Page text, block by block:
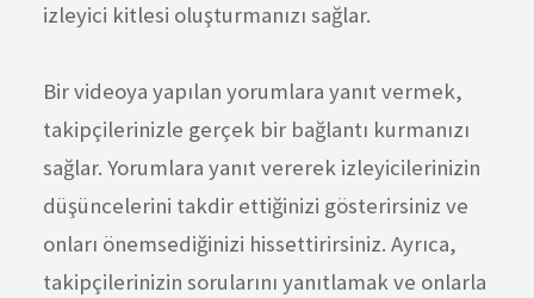
izleyici kitlesi oluşturmanızı sağlar.
Bir videoya yapılan yorumlara yanıt vermek,
takipçilerinizle gerçek bir bağlantı kurmanızı
sağlar. Yorumlara yanıt vererek izleyicilerinizin
düşüncelerini takdir ettiğinizi gösterirsiniz ve
onları önemsediğinizi hissettirirsiniz. Ayrıca,
takipçilerinizin sorularını yanıtlamak ve onlarla